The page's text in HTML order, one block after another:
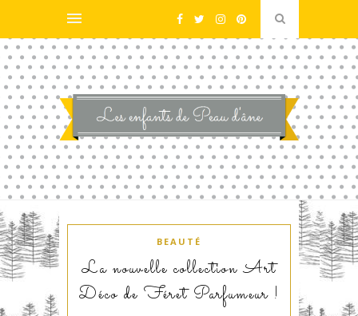
BEAUTÉ
La nouvelle collection Art
Déco de Féret Parfumeur !